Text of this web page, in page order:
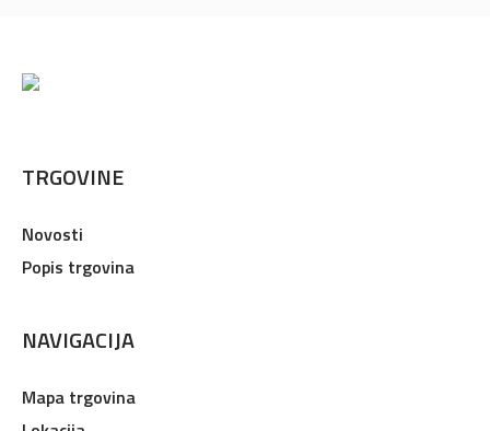
TRGOVINE
Novosti
Popis trgovina
NAVIGACIJA
Mapa trgovina